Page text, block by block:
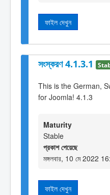
ফাইল দেখুন
সংস্করণ 4.1.3.1
This is the German,
for Joomla! 4.1.3
Maturity
Stable
প্রকাশ পেয়েছে
মঙ্গলবার, 10 মে 2022
ফাইল দেখুন